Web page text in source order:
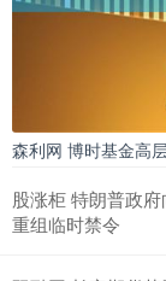
森利网 博时基金高
股涨柜 特朗普政
重组临时禁令